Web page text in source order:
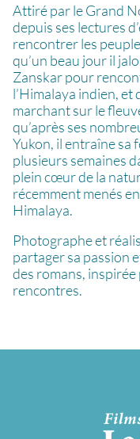
Attiré par le Grand
depuis ses lectures
rencontrer les
qu’un beau jour il
Zanskar pour
l’Himalaya indien, et
marchant sur le
qu’après ses
Yukon, il entraîne sa
plusieurs semaines
plein cœur de la
récemment menés
Himalaya.
Photographe et
partager sa passion
des romans,
rencontres.